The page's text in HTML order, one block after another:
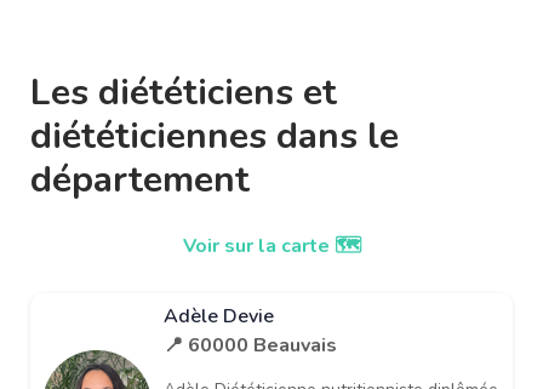
Les diététiciens et
diététiciennes dans le
département
Voir sur la carte 🗺️
Adèle Devie
📍 60000 Beauvais